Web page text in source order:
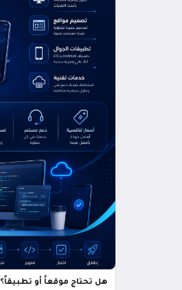
هل تحتاج موقعاً أو تطبيقاً؟